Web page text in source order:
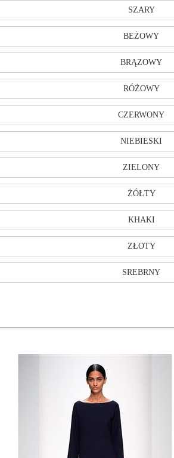
SZARY
BEŻOWY
BRĄZOWY
RÓŻOWY
CZERWONY
NIEBIESKI
ZIELONY
ŻÓŁTY
KHAKI
ZŁOTY
SREBRNY